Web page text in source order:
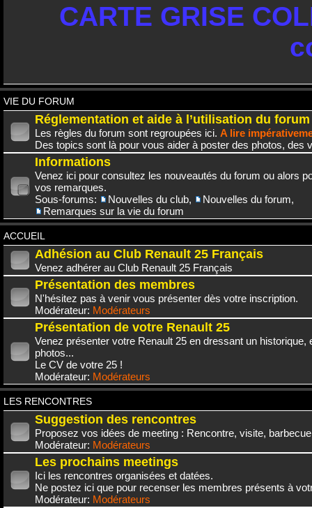
CARTE GRISE
VIE DU FORUM
Réglementation et aide à l’utilisation du forum
Les règles du forum sont regroupées ici. A lire
Des topics sont là pour vous aider à poster des photos, des
Informations
Venez ici pour consultez les nouveautés du forum ou alors
vos remarques.
Sous-forums:
Nouvelles du club, Nouvelles du forum,
Remarques sur la vie du forum
ACCUEIL
Adhésion au Club Renault 25 Français
Venez adhérer au Club Renault 25 Français
Présentation des membres
N'hésitez pas à venir vous présenter dès votre inscription.
Modérateur: Modérateurs
Présentation de votre Renault 25
Venez présenter votre Renault 25 en dressant un historique,
photos...
Le CV de votre 25 !
Modérateur: Modérateurs
LES RENCONTRES
Suggestion des rencontres
Proposez vos idées de meeting : Rencontre, visite,
Modérateur: Modérateurs
Les prochains meetings
Ici les rencontres organisées et datées.
Ne postez ici que pour recenser les membres présents à
Modérateur: Modérateurs